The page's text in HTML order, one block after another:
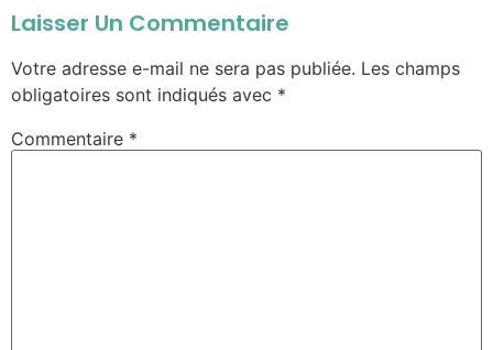
Laisser Un Commentaire
Votre adresse e-mail ne sera pas publiée. Les champs
obligatoires sont indiqués avec *
Commentaire *